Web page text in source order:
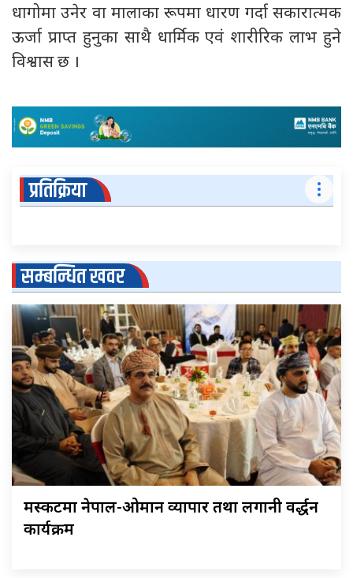
धागोमा उनेर वा मालाका रूपमा धारण गर्दा सकारात्मक
ऊर्जा प्राप्त हुनुका साथै धार्मिक एवं शारीरिक लाभ हुने
विश्वास छ ।
प्रतिक्रिया
सम्बन्धित खवर
मस्कटमा नेपाल-ओमान व्यापार तथा लगानी प्रवर्द्धन
कार्यक्रम